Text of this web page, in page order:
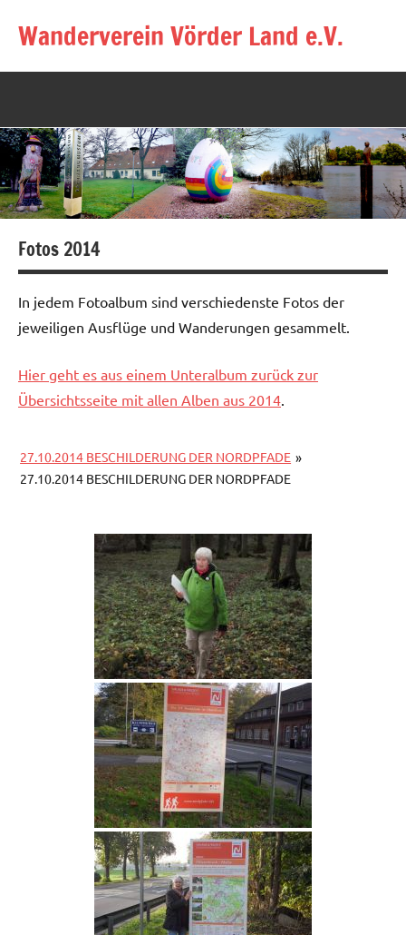
InhaltWanderverein Vörder Land e.V.
Fotos 2014
In jedem Fotoalbum sind verschiedenste Fotos der
jeweiligen Ausflüge und Wanderungen gesammelt.
Hier geht es aus einem Unteralbum zurück zur
Übersichtsseite mit allen Alben aus 2014.
27.10.2014 BESCHILDERUNG DER NORDPFADE »
27.10.2014 BESCHILDERUNG DER NORDPFADE